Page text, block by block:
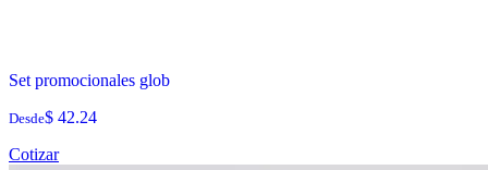
Set promocionales glob
Desde$ 42.24
Cotizar